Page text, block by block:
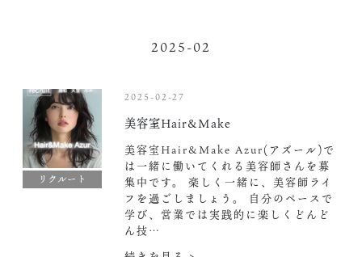
2025-02
リクルート
2025-02-27
美容室Hair&Make
美容室Hair&Make Azur(アズール)で
は一緒に働いてくれる美容師さんを募
集中です。 楽しく一緒に、美容師ライ
フを過ごしましょう。 自分のペースで
学び、営業では実践的に楽しくどんど
ん技…